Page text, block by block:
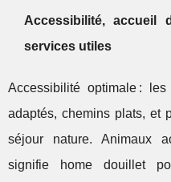
Accessibilité, accueil
services utiles
Accessibilité optimale :
adaptés, chemins plats, et
séjour nature. Animaux
signifie home douillet